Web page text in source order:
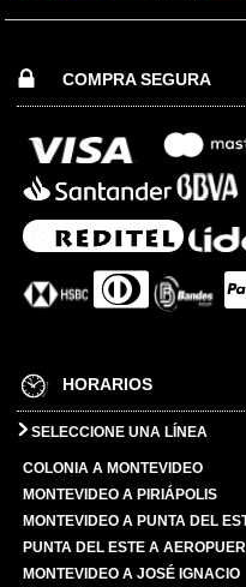
COMPRA SEGURA
HORARIOS
SELECCIONE UNA LÍNEA
COLONIA A MONTEVIDEO
MONTEVIDEO A PIRIÁPOLIS
MONTEVIDEO A PUNTA DEL
PUNTA DEL ESTE A
MONTEVIDEO A JOSÉ IGNACIO